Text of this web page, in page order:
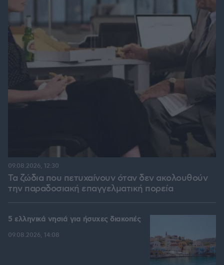
Τα ζώδια που πετυχαίνουν όταν δεν ακολουθούν
την παραδοσιακή επαγγελματική πορεία
09.08.2026, 12:30
5 ελληνικά νησιά για ήσυχες διακοπές
09.08.2026, 14:08